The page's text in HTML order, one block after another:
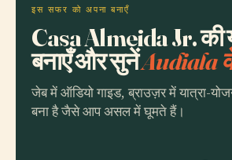
इस सफर को अपना बनाएँ
Casa Almeida Jr. की
बनाएँ और सुनेंAudiala
जेब में ऑडियो गाइड, ब्राउज़र में यात्रा-
बना है जैसे आप असल में घूमते हैं।